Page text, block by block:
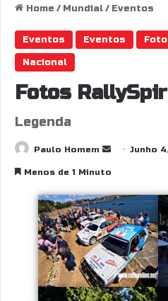
Home / Mundial/ Eventos
Eventos Eventos
Nacional
Fotos
Legenda
Paulo Homem
SendJunho
Menos de 1 Minuto